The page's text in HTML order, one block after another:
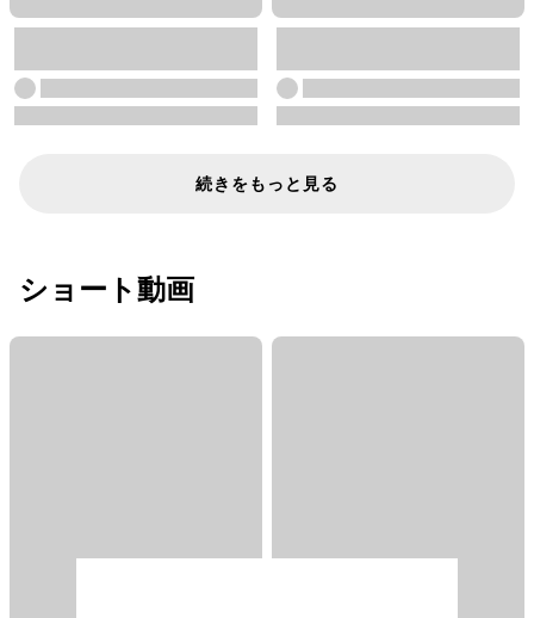
続きをもっと見る
ショート動画